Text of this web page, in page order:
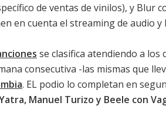
de ventas de vinilos), y Blur
en cuenta el streaming de audio y
se clasifica atendiendo a
consecutiva -las mismas que
. EL podio lo completan en
Manuel Turizo y Beele con